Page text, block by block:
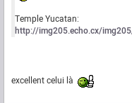
Temple Yucatan:
http://img205.echo.cx/
excellent celui là